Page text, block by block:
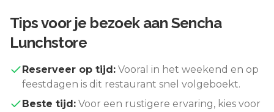
Tips voor je bezoek aan Sencha
Lunchstore
Reserveer op tijd: Vooral in het weekend en op
feestdagen is dit restaurant snel volgeboekt.
Beste tijd: Voor een rustigere ervaring, kies voor